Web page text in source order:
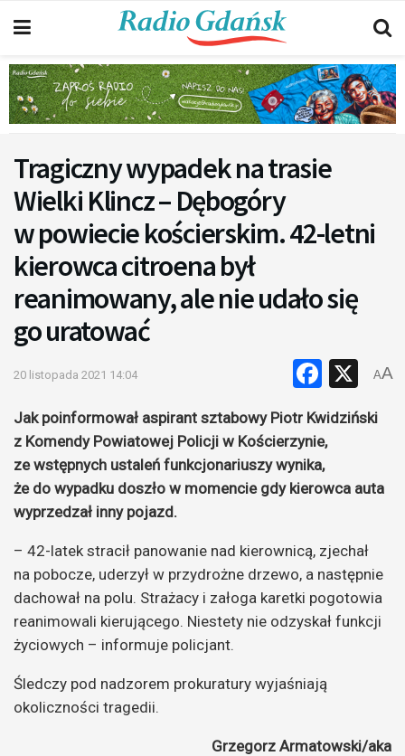
Tragiczny wypadek na trasie
Wielki Klincz – Dębogóry
w powiecie kościerskim. 42-letni
kierowca citroena był
reanimowany, ale nie udało się
go uratować
20 listopada 2021 14:04 X
AA
Jak poinformował aspirant sztabowy Piotr Kwidziński
z Komendy Powiatowej Policji w Kościerzynie,
ze wstępnych ustaleń funkcjonariuszy wynika,
że do wypadku doszło w momencie gdy kierowca auta
wyprzedzał inny pojazd.
– 42-latek stracił panowanie nad kierownicą, zjechał
na pobocze, uderzył w przydrożne drzewo, a następnie
dachował na polu. Strażacy i załoga karetki pogotowia
reanimowali kierującego. Niestety nie odzyskał funkcji
życiowych – informuje policjant.
Śledczy pod nadzorem prokuratury wyjaśniają
okoliczności tragedii.
Grzegorz Armatowski/aka